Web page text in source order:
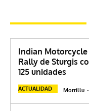
Indian
Rally de Sturgis
125 unidades
ACTUALIDAD Morrillu -